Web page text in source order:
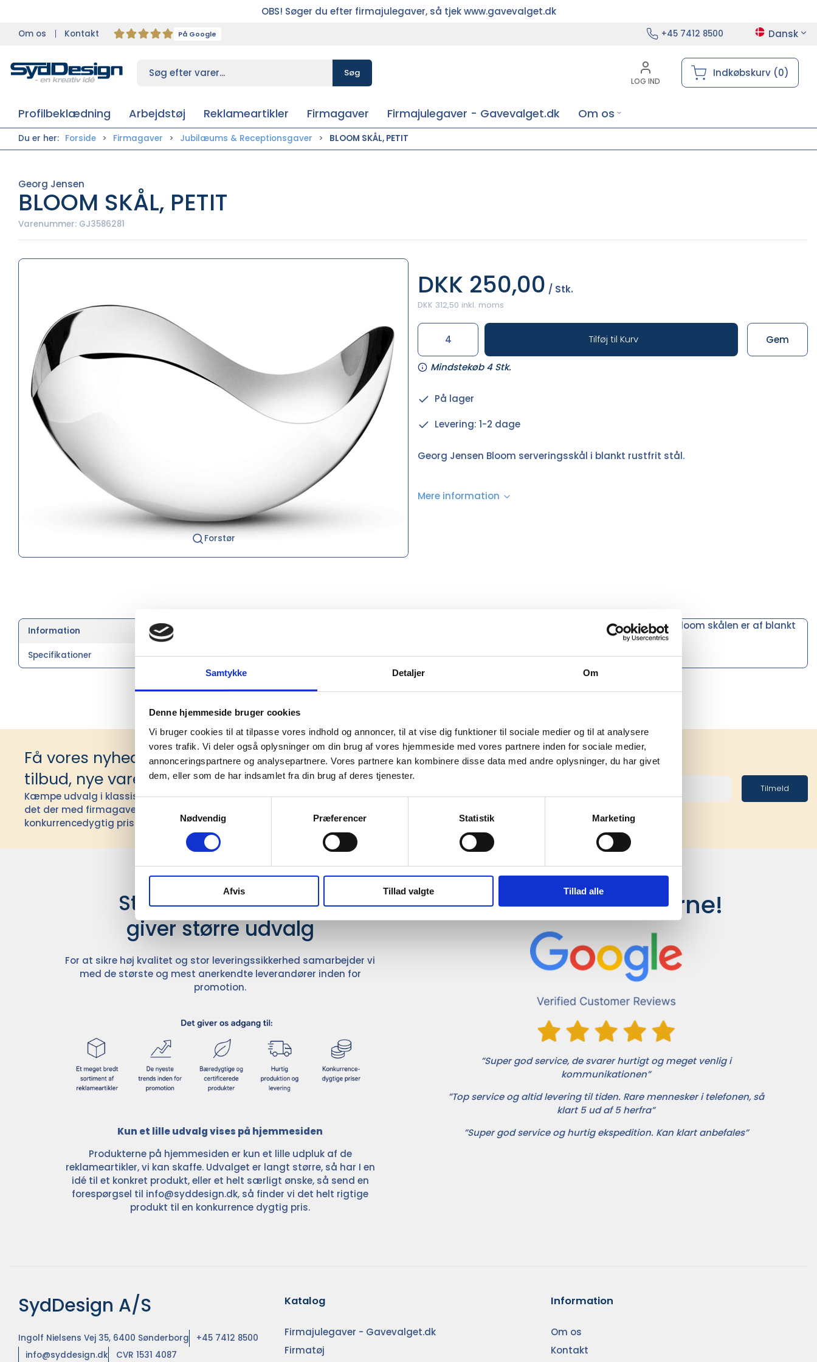
Samtykke Detaljer Om
Denne hjemmeside bruger cookies
Vi bruger cookies til at tilpasse vores indhold og annoncer, til at vise dig funktioner til sociale medier og til at analysere
vores trafik. Vi deler også oplysninger om din brug af vores hjemmeside med vores partnere inden for sociale medier,
annonceringspartnere og analysepartnere. Vores partnere kan kombinere disse data med andre oplysninger, du har givet
dem, eller som de har indsamlet fra din brug af deres tjenester.
Nødvendig
Præferencer Statistik Marketing
Afvis Tillad valgte Tillad alle
OBS! Søger du efter firmajulegaver, så tjek www.gavevalget.dk
Om os Kontakt På Google +45 7412 8500 Dansk
Søg
LOG IND
Indkøbskurv (0)
Profilbeklædning Arbejdstøj Reklameartikler Firmagaver Firmajulegaver - Gavevalget.dk Om os
Du er her: Forside Firmagaver Jubilæums & Receptionsgaver BLOOM SKÅL, PETIT
Georg Jensen
BLOOM SKÅL, PETIT
Varenummer: GJ3586281
Forstør
DKK 250,00 / Stk.
DKK 312,50 inkl. moms
Tilføj til Kurv
Mindstekøb 4 Stk.
Gem
På lager
Levering: 1-2 dage
Georg Jensen Bloom serveringsskål i blankt rustfrit stål.
Mere information
Information
Specifikationer
Georg Jensen Bloom serien er inspireret af de japanske kirsebærtræer, der springer ud i foråret. Bloom skålen er af blankt
Få vores nyhedsbrev med information om
tilbud, nye varer og andet godt
Kæmpe udvalg i klassiske og nyskabende gaveidéer til din virksomhed. Vi kan
det der med firmagaver, og har ydet god personlig service til en
konkurrencedygtig pris siden 1991.
Tilmeld
Stærke leverandører
giver større udvalg
For at sikre høj kvalitet og stor leveringssikkerhed samarbejder vi
med de største og mest anerkendte leverandører inden for
promotion.
Kun et lille udvalg vises på hjemmesiden
Produkterne på hjemmesiden er kun et lille udpluk af de
reklameartikler, vi kan skaffe. Udvalget er langt større, så har I en
idé til et konkret produkt, eller et helt særligt ønske, så send en
forespørgsel til info@syddesign.dk, så finder vi det helt rigtige
produkt til en konkurrence dygtig pris.
Det siger kunderne!
”Super god service, de svarer hurtigt og meget venlig i
kommunikationen”
”Top service og altid levering til tiden. Rare mennesker i telefonen, så
klart 5 ud af 5 herfra”
”Super god service og hurtig ekspedition. Kan klart anbefales”
SydDesign A/S
Ingolf Nielsens Vej 35, 6400 Sønderborg
+45 7412 8500
info@syddesign.dk
CVR 1531 4087
Katalog
Firmajulegaver - Gavevalget.dk
Firmatøj
Information
Om os
Kontakt